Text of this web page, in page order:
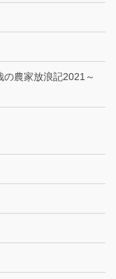
農家放浪記2021～